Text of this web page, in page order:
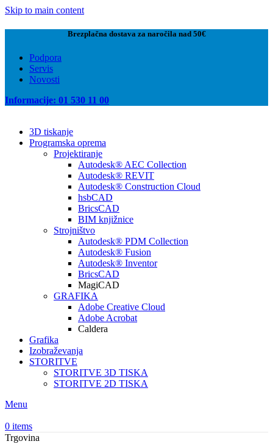
Skip to main content
Brezplačna dostava za naročila nad 50€
Podpora
Servis
Novosti
Informacije: 01 530 11 00
3D tiskanje
Programska oprema
Projektiranje
Autodesk® AEC Collection
Autodesk® REVIT
Autodesk® Construction Cloud
hsbCAD
BricsCAD
BIM knjižnice
Strojništvo
Autodesk® PDM Collection
Autodesk® Fusion
Autodesk® Inventor
BricsCAD
MagiCAD
GRAFIKA
Adobe Creative Cloud
Adobe Acrobat
Caldera
Grafika
Izobraževanja
STORITVE
STORITVE 3D TISKA
STORITVE 2D TISKA
Menu
0 items
Trgovina